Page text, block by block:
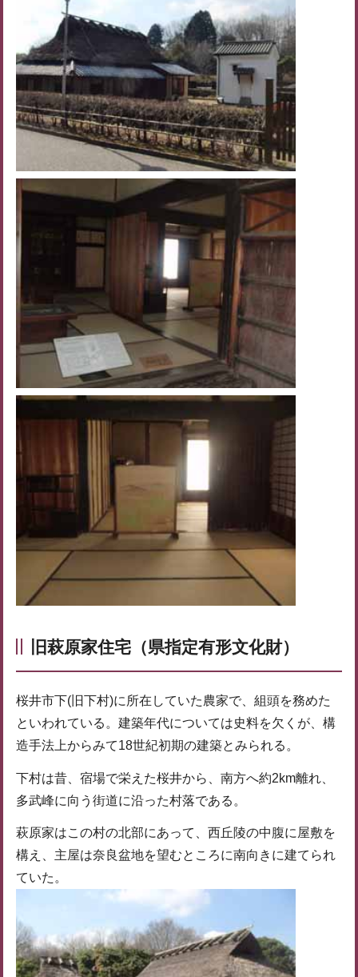
旧萩原家住宅（県指定有形文化財）
桜井市下(旧下村)に所在していた農家で、組頭を務めた
といわれている。建築年代については史料を欠くが、構
造手法上からみて18世紀初期の建築とみられる。
下村は昔、宿場で栄えた桜井から、南方へ約2km離れ、
多武峰に向う街道に沿った村落である。
萩原家はこの村の北部にあって、西丘陵の中腹に屋敷を
構え、主屋は奈良盆地を望むところに南向きに建てられ
ていた。